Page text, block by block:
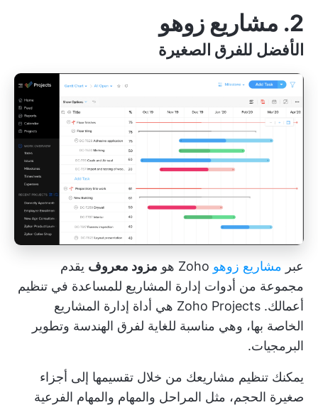
2. مشاريع زوهو
الأفضل للفرق الصغيرة
عبر مشاريع زوهو مزود معروف يقدم
مجموعة من أدوات إدارة المشاريع للمساعدة في تنظيم
أعمالك. Zoho Projects هي أداة إدارة المشاريع
الخاصة بها، وهي مناسبة للغاية لفرق الهندسة وتطوير
البرمجيات.
يمكنك تنظيم مشاريعك من خلال تقسيمها إلى أجزاء
صغيرة الحجم، مثل المراحل والمهام والمهام الفرعية